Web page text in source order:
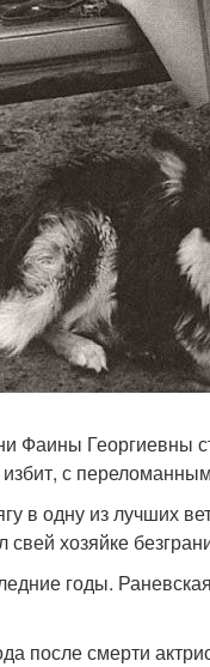
Фаины Георгиевны
с
в одну из лучших
хозяйке
годы.
после смерти